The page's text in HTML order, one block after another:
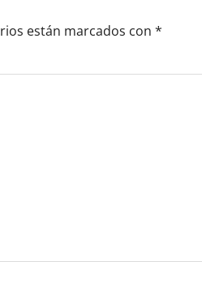
están marcados con *